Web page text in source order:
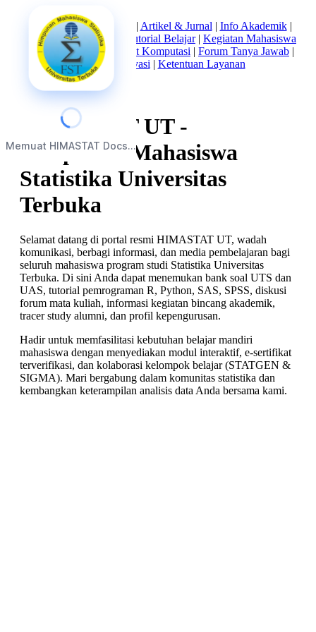
Memuat HIMASTAT Docs...
Beranda|Tentang Kami | Artikel & Jurnal | Info Akademik|
Mata Kuliah Statistika
Tutorial Belajar| Kegiatan Mahasiswa
Struktur Himpunan Alat Komputasi | Forum Tanya Jawab |
Kebijakan Privasi | Ketentuan Layanan
HIMASTAT UT -
Himpunan Mahasiswa
Statistika Universitas
Terbuka
Selamat datang di portal resmi HIMASTAT UT, wadah
komunikasi, berbagi informasi, dan media pembelajaran bagi
seluruh mahasiswa program studi Statistika Universitas
Terbuka. Di sini Anda dapat menemukan bank soal UTS dan
UAS, tutorial pemrograman R, Python, SAS, SPSS, diskusi
forum mata kuliah, informasi kegiatan bincang akademik,
tracer study alumni, dan profil kepengurusan.
Hadir untuk memfasilitasi kebutuhan belajar mandiri
mahasiswa dengan menyediakan modul interaktif, e-sertifikat
terverifikasi, dan kolaborasi kelompok belajar (STATGEN &
SIGMA). Mari bergabung dalam komunitas statistika dan
kembangkan keterampilan analisis data Anda bersama kami.